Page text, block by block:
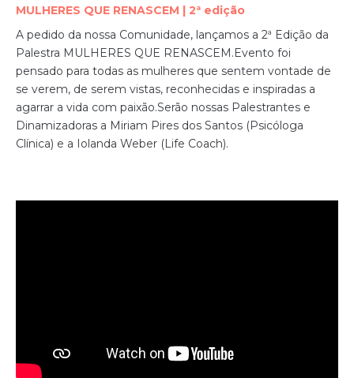
MULHERES QUE RENASCEM | 2ª edição
A pedido da nossa Comunidade, lançamos a 2ª Edição da
Palestra MULHERES QUE RENASCEM.Evento foi
pensado para todas as mulheres que sentem vontade de
se verem, de serem vistas, reconhecidas e inspiradas a
agarrar a vida com paixão.Serão nossas Palestrantes e
Dinamizadoras a Miriam Pires dos Santos (Psicóloga
Clínica) e a Iolanda Weber (Life Coach).